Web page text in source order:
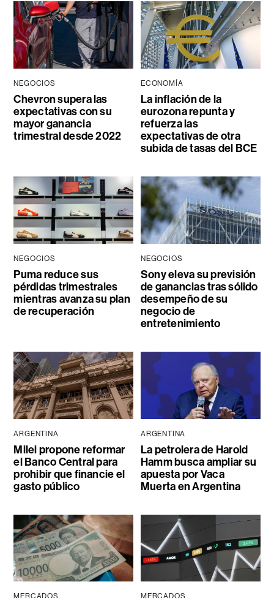
NEGOCIOS
Chevron supera las
expectativas con su
mayor ganancia
trimestral desde 2022
ECONOMÍA
La inflación de la
eurozona repunta y
refuerza las
expectativas de otra
subida de tasas del BCE
NEGOCIOS
Puma reduce sus
pérdidas trimestrales
mientras avanza su plan
de recuperación
NEGOCIOS
Sony eleva su previsión
de ganancias tras sólido
desempeño de su
negocio de
entretenimiento
ARGENTINA
Milei propone reformar
el Banco Central para
prohibir que financie el
gasto público
ARGENTINA
La petrolera de Harold
Hamm busca ampliar su
apuesta por Vaca
Muerta en Argentina